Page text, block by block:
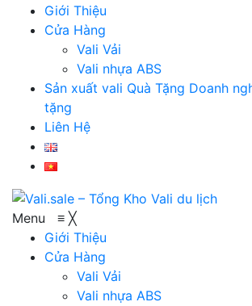
Giới Thiệu
Cửa Hàng
Vali Vải
Vali nhựa ABS
Sản xuất vali Quà Tặng Doanh
tặng
Liên Hệ
Menu ≡ ╳
Giới Thiệu
Cửa Hàng
Vali Vải
Vali nhựa ABS